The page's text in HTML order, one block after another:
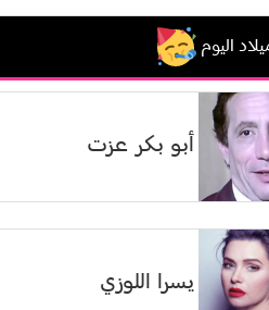
اليوم
أبو بكر عزت
يسرا اللوزي